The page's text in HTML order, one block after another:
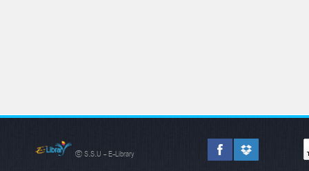
© S.S.U - E-Library